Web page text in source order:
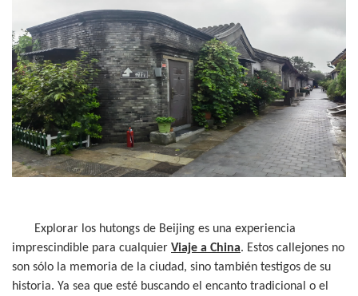
Explorar los hutongs de Beijing es una experiencia
imprescindible para cualquier Viaje a China. Estos callejones no
son sólo la memoria de la ciudad, sino también testigos de su
historia. Ya sea que esté buscando el encanto tradicional o el